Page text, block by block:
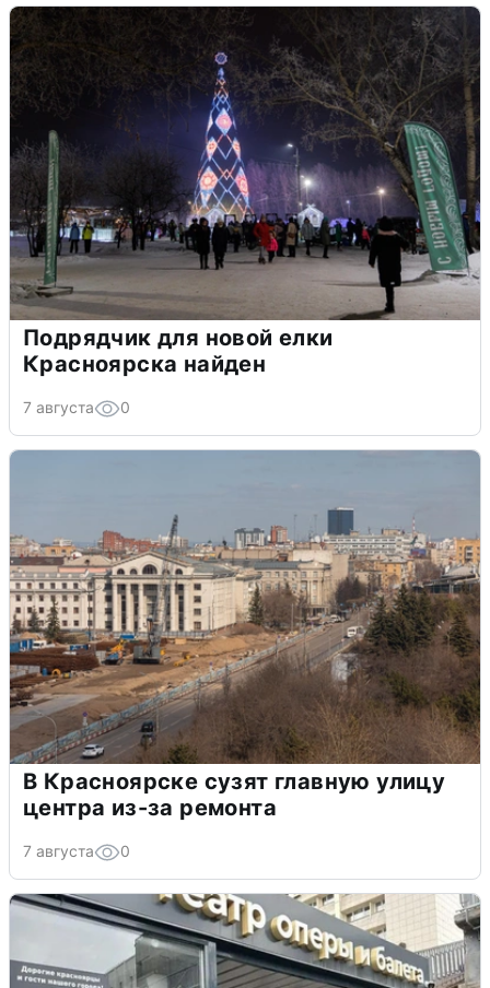
Подрядчик для новой елки
Красноярска найден
7 августа 0
В Красноярске сузят главную улицу
центра из-за ремонта
7 августа 0